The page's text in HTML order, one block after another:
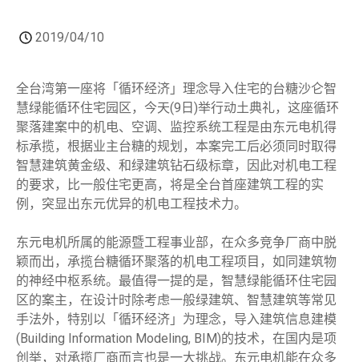
2019/04/10
全台湾第一座将「循环经济」理念导入住宅的台糖沙仑智
慧绿能循环住宅园区，今天(9日)举行动土典礼，这座循环
聚落建案中的机电、空调、监控系统工程是由东元电机得
标承揽，根据业主台糖的规划，本案完工后必须同时取得
智慧建筑黄金级、和绿建筑钻石级标章，因此对机电工程
的要求，比一般住宅更高，将是全台首座建筑工程的实
例，突显出东元优异的机电工程技术力。
东元电机所属的能源暨工程事业部，在众多竞争厂商中脱
颖而出，承揽台糖循环聚落的机电工程项目，如同建筑物
的神经中枢系统。最值得一提的是，智慧绿能循环住宅园
区的案主，在设计时除考虑一般绿建筑、智慧建筑等常见
手法外，特别以「循环经济」为理念，导入建筑信息建模
(Building Information Modeling, BIM)的技术，在国内是项
创举，对承揽厂商而言也是一大挑战。东元电机能在众多